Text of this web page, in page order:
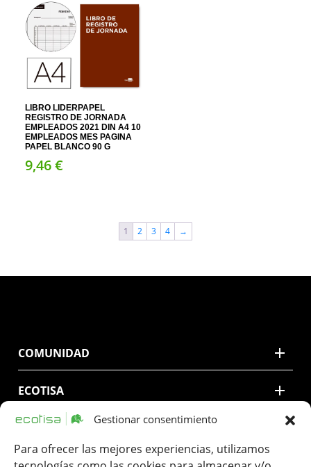
Gestionar consentimiento
Para ofrecer las mejores experiencias, utilizamos
LIBRO LIDERPAPEL
REGISTRO DE JORNADA
EMPLEADOS 2021 DIN A4 10
EMPLEADOS MES PAGINA
PAPEL BLANCO 90 G
9,46€
1 2 3 4 →
COMUNIDAD
ECOTISA
CONTACTO